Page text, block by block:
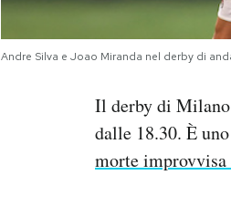
Andre Silva e Joao Miranda nel derby di
Il derby di Milano
dalle 18.30. È
morte